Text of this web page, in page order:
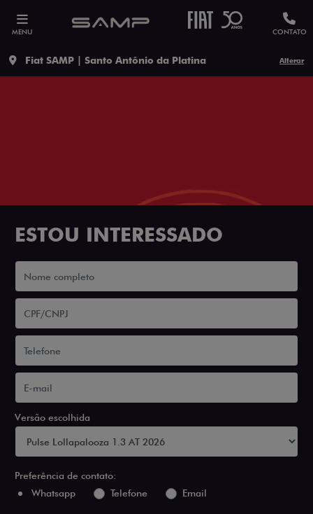
MENU CONTATO
Fiat SAMP | Santo Antônio da Platina Alterar
ESTOU INTERESSADO
Versão escolhida
Preferência de contato:
Whatsapp
Telefone Email